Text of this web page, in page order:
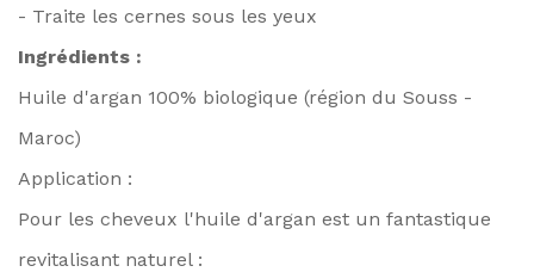
- Traite les cernes sous les yeux
Ingrédients :
Huile d'argan 100% biologique (région du Souss -
Maroc)
Application :
Pour les cheveux l'huile d'argan est un fantastique
revitalisant naturel :